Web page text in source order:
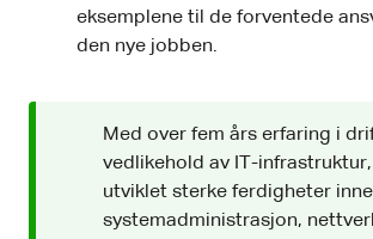
eksemplene til de forventede
den nye jobben.
Med over fem års erfaring i
vedlikehold av IT-
utviklet sterke ferdigheter
systemadministrasjon,